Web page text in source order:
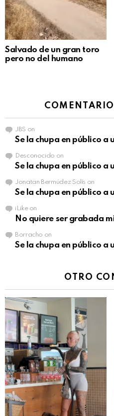
Salvado de un gran toro
pero no del humano
JBS on
Se la chupa en público a
Desconocido on
Se la chupa en público a
Jonatan Bermúdez Solís on
Se la chupa en público a
iLikeon
No quiere ser grabada
Borracho on
Se la chupa en público a
OTRO